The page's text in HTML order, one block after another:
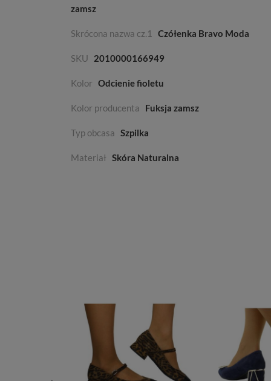
zamsz
Skrócona nazwa cz.1 Czółenka Bravo Moda
SKU 2010000166949
Kolor Odcienie fioletu
Kolor producenta Fuksja zamsz
Typ obcasa Szpilka
Materiał Skóra Naturalna